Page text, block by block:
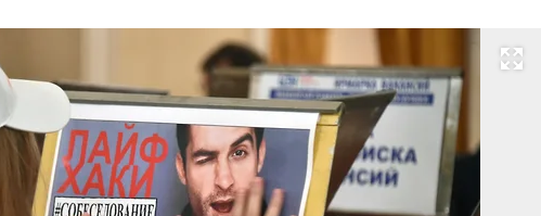
Развернуть на весь экран